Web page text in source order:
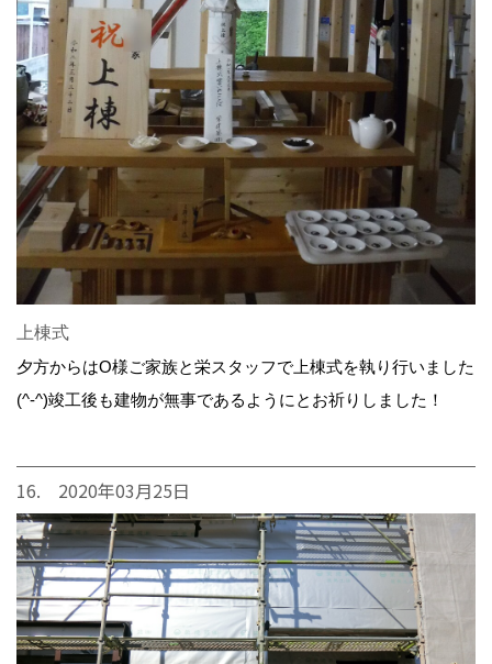
上棟式
夕方からはO様ご家族と栄スタッフで上棟式を執り行いました
(^-^)竣工後も建物が無事であるようにとお祈りしました！
16. 2020年03月25日